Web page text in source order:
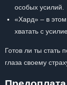
особых усилий.
«Хард» – в этом
хватать с
Готов ли ты стать
глаза своему